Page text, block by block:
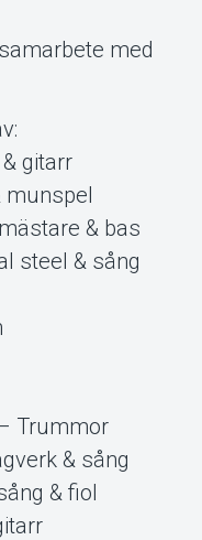
med
gitarr
munspel
& bas
steel & sång
Trummor
& sång
& fiol